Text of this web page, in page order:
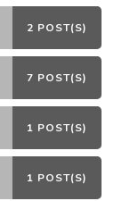
2 POST(S)
7 POST(S)
1 POST(S)
1 POST(S)